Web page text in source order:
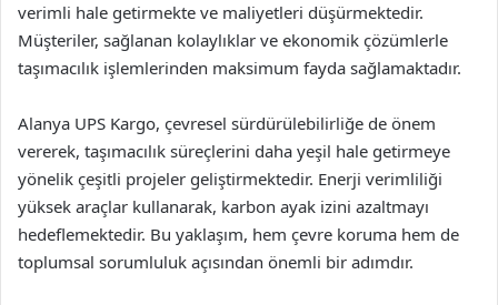
verimli hale getirmekte ve maliyetleri düşürmektedir.
Müşteriler, sağlanan kolaylıklar ve ekonomik çözümlerle
taşımacılık işlemlerinden maksimum fayda sağlamaktadır.
Alanya UPS Kargo, çevresel sürdürülebilirliğe de önem
vererek, taşımacılık süreçlerini daha yeşil hale getirmeye
yönelik çeşitli projeler geliştirmektedir. Enerji verimliliği
yüksek araçlar kullanarak, karbon ayak izini azaltmayı
hedeflemektedir. Bu yaklaşım, hem çevre koruma hem de
toplumsal sorumluluk açısından önemli bir adımdır.